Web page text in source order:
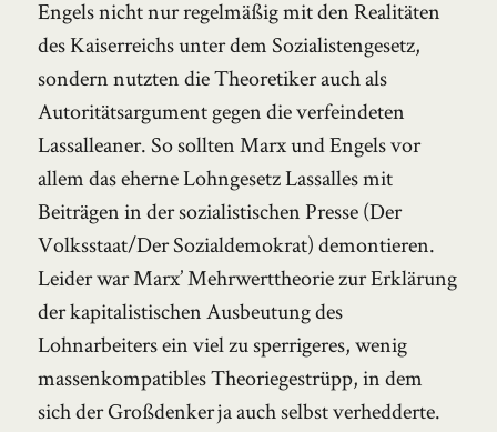
Engels nicht nur regelmäßig mit den Realitäten
des Kaiserreichs unter dem Sozialistengesetz,
sondern nutzten die Theoretiker auch als
Autoritätsargument gegen die verfeindeten
Lassalleaner. So sollten Marx und Engels vor
allem das eherne Lohngesetz Lassalles mit
Beiträgen in der sozialistischen Presse (Der
Volksstaat/Der Sozialdemokrat) demontieren.
Leider war Marx’ Mehrwerttheorie zur Erklärung
der kapitalistischen Ausbeutung des
Lohnarbeiters ein viel zu sperrigeres, wenig
massenkompatibles Theoriegestrüpp, in dem
sich der Großdenker ja auch selbst verhedderte.